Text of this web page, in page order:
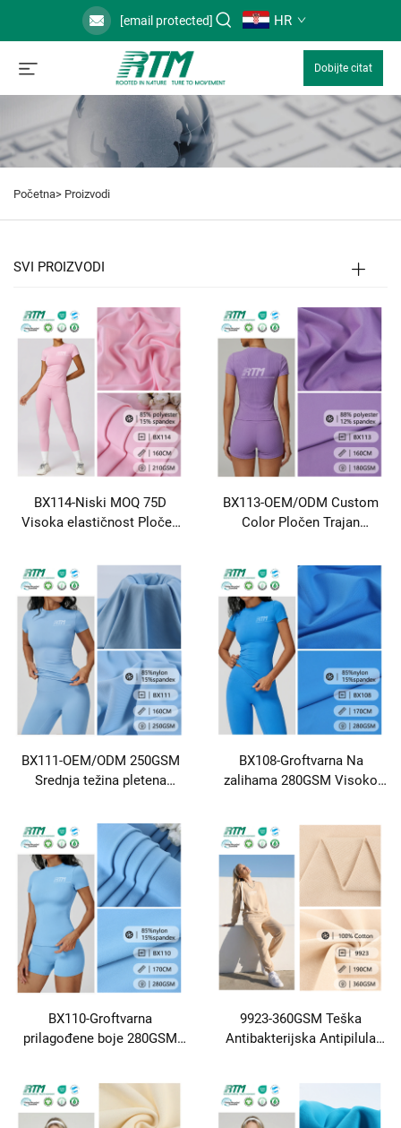
[email protected] HR
Dobijte citat
Početna> Proizvodi
SVI PROIZVODI
BX114-Niski MOQ 75D
Visoka elastičnost Pločen
Poliester 15 Spandex rebar
tkanina za sportsku yoga
odjeću
BX113-OEM/ODM Custom
Color Pločen Trajan
Spandex Rib Fabric Za Joga
Nošenje Tank Top Vanjska
odjeća
BX111-OEM/ODM 250GSM
Srednja težina pletena
načina elastična poliester
spandeks za aktivnu odjeću
donje rublje Yoga&Casual
majice
BX108-Groftvarna Na
zalihama 280GSM Visoko
Nailon 15 Spandex Za
sportsku odjeću Kupaonice
Odjeća za kupaoce Odjeća
za vanjske aktivnosti
BX110-Groftvarna
prilagođene boje 280GSM
disljivi poliester, spandeks,
međusobno zaključana
9923-360GSM Teška
Antibakterijska Antipilula
Za Jesen Zima Modne
Sweatshirts